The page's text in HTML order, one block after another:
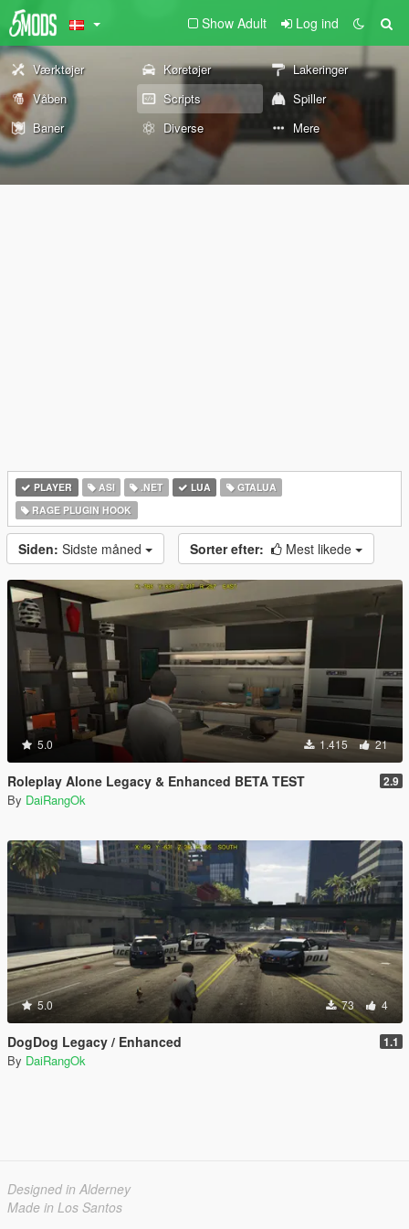
Show Adult Log ind
Værktøjer Køretøjer
Lakeringer
Våben
Scripts
Spiller
Baner
Diverse Mere
PLAYER ASI .NET LUA
GTALUA
RAGE PLUGIN HOOK
Siden: Sidste måned Sorter efter: Mest likede
5.0 1.415 21
Roleplay Alone Legacy & Enhanced BETA TEST 2.9
By DaiRangOk
5.0 73 4
DogDog Legacy / Enhanced 1.1
By DaiRangOk
Designed in Alderney
Made in Los Santos